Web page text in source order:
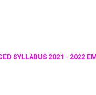
SYLLABUS 2021 - 2022 EM